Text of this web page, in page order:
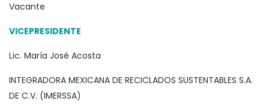
Vacante
VICEPRESIDENTE
Lic. María José Acosta
INTEGRADORA MEXICANA DE RECICLADOS SUSTENTABLES S.A.
DE C.V. (IMERSSA)